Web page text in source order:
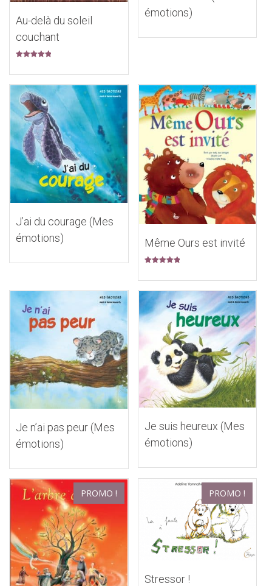
Au-delà du soleil
couchant
émotions)
J’ai du courage (Mes
émotions)
Même Ours est invité
Je n’ai pas peur (Mes
émotions)
Je suis heureux (Mes
émotions)
PROMO ! PROMO !
Stressor !